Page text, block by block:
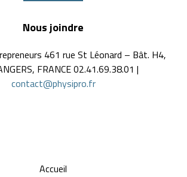
Nous joindre
461 rue St Léonard – Bât. H4,
FRANCE 02.41.69.38.01 |
contact@physipro.fr
Accueil